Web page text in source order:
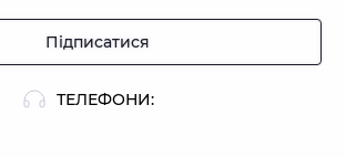
ТЕЛЕФОНИ:
Підписатися